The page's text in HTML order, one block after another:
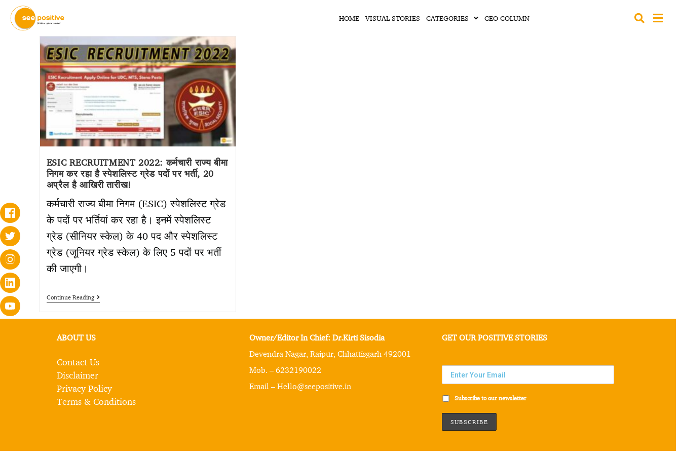
HOME VISUAL STORIES CATEGORIES CEO COLUMN
ESIC RECRUITMENT 2022: कर्मचारी राज्य बीमा
निगम कर रहा है स्पेशलिस्ट ग्रेड पदों पर भर्ती, 20
अप्रैल है आखिरी तारीख!
कर्मचारी राज्य बीमा निगम (ESIC) स्पेशलिस्ट ग्रेड
के पदों पर भर्तियां कर रहा है। इनमें स्पेशलिस्ट
ग्रेड (सीनियर स्केल) के 40 पद और स्पेशलिस्ट
ग्रेड (जूनियर ग्रेड स्केल) के लिए 5 पदों पर भर्ती
की जाएगी।
Continue Reading
ABOUT US
Contact Us
Disclaimer
Privacy Policy
Terms & Conditions
Owner/Editor In Chief: Dr.Kirti Sisodia
Devendra Nagar, Raipur, Chhattisgarh 492001
Mob. – 6232190022
Email – Hello@seepositive.in
GET OUR POSITIVE STORIES
Subscribe to our newsletter